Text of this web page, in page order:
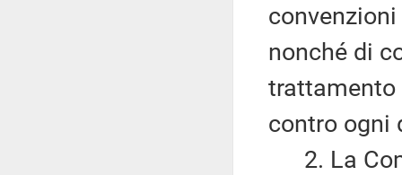
nonché di
trattamento
contro ogni
2. La